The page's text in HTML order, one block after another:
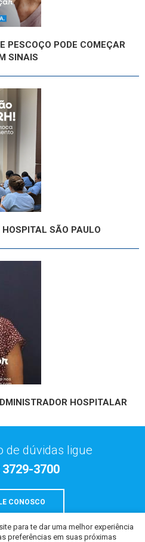
PESCOÇO PODE COMEÇAR
SINAIS
SÃO PAULO
HOSPITALAR
para te dar uma melhor experiência
preferências em suas próximas
de dúvidas ligue
3700
CONOSCO
uso exclusivo da CCM Hospital São